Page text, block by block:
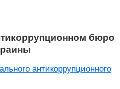
бюро
антикоррупционного